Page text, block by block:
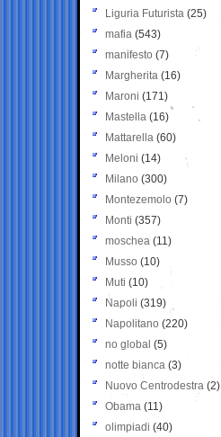
Liguria Futurista (25)
mafia (543)
manifesto (7)
Margherita (16)
Maroni (171)
Mastella (16)
Mattarella (60)
Meloni (14)
Milano (300)
Montezemolo (7)
Monti (357)
moschea (11)
Musso (10)
Muti (10)
Napoli (319)
Napolitano (220)
no global (5)
notte bianca (3)
Nuovo Centrodestra (2)
Obama (11)
olimpiadi (40)